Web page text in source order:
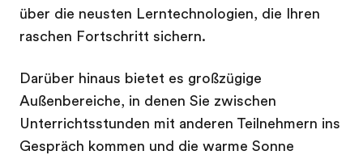
über die neusten Lerntechnologien, die Ihren
raschen Fortschritt sichern.
Darüber hinaus bietet es großzügige
Außenbereiche, in denen Sie zwischen
Unterrichtsstunden mit anderen Teilnehmern ins
Gespräch kommen und die warme Sonne